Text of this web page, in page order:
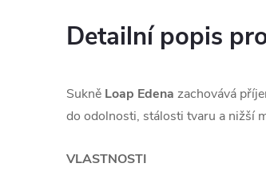
Detailní popis
Sukně Loap Edena zachovává
do odolnosti, stálosti tvaru a nižší
VLASTNOSTI